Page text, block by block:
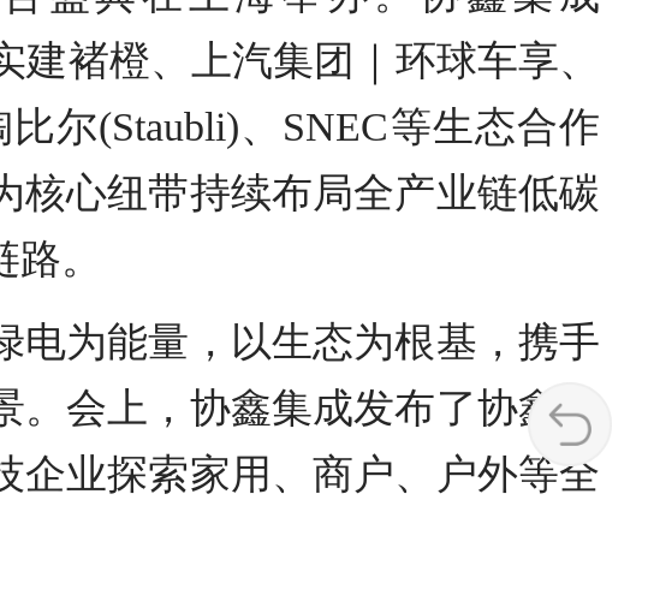
褚橙、上汽集团｜环球车享、
尔(Staubli)、SNEC等生态合作
核心纽带持续布局全产业链低碳
。
电为能量，以生态为根基，携手
会上，协鑫集成发布了协鑫小
企业探索家用、商户、户外等全